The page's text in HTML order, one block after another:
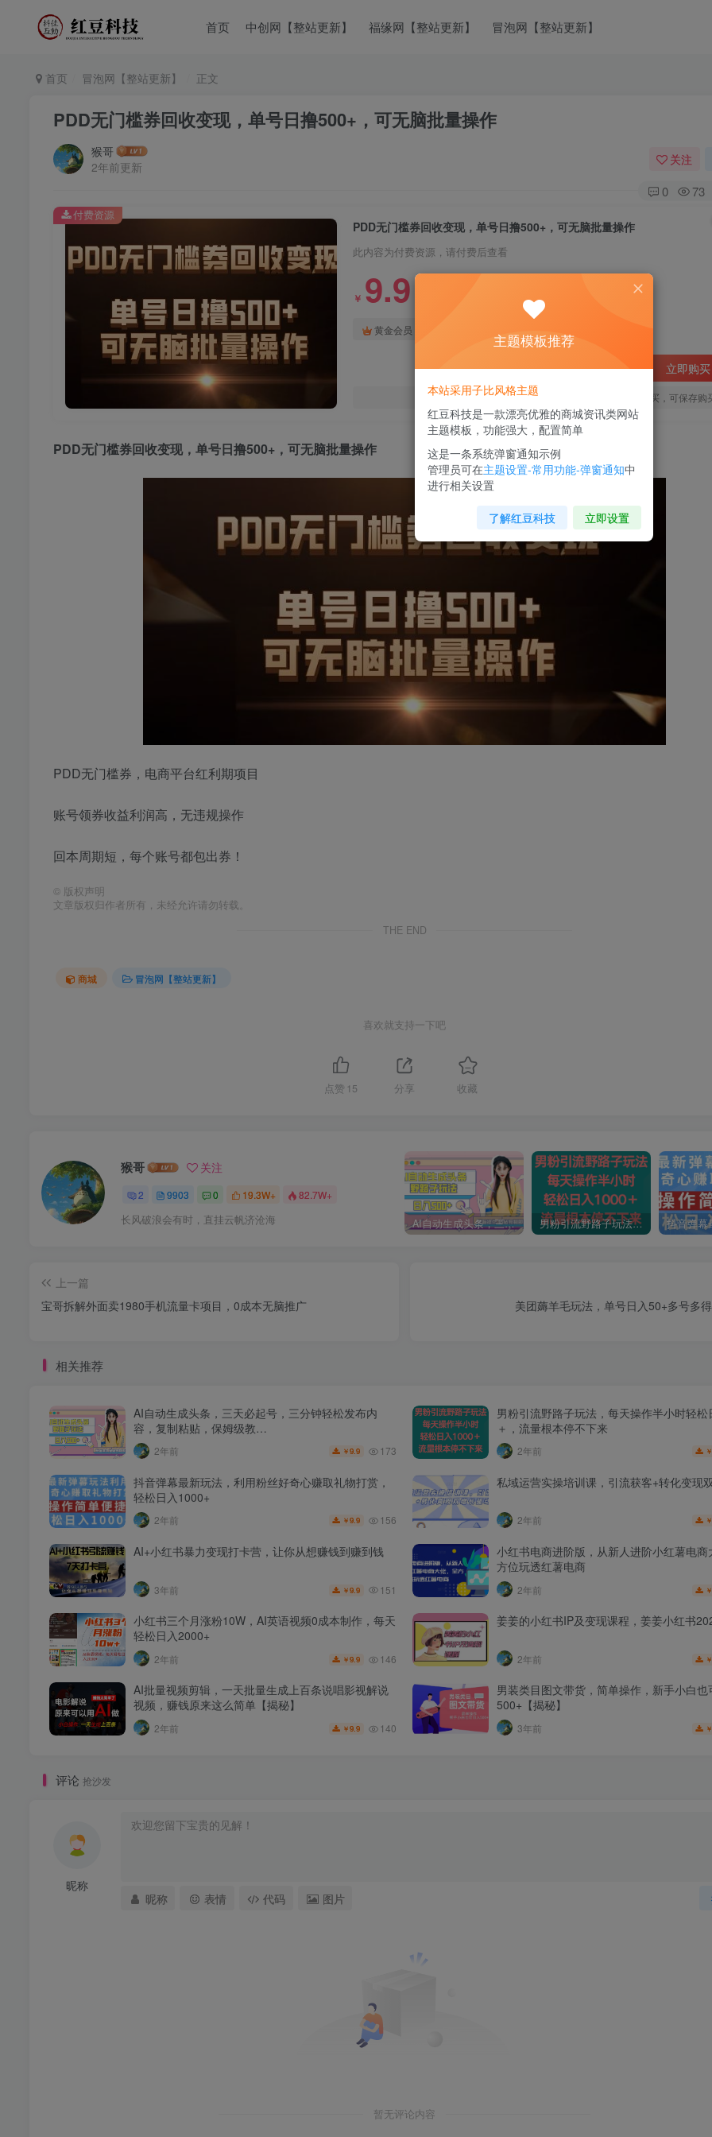
首页 中创网【整站更新】 福缘网【整站更新】 冒泡网【整站更新】
首页 冒泡网【整站更新】 正文
PDD无门槛券回收变现，单号日撸500+，可无脑批量操作
猴哥
2年前更新
关注
0 73
PDD无门槛券回收变现，单号日撸500+，可无脑批量操作
此内容为付费资源，请付费后查看
￥ 9.9
黄金会员
立即购买
您当前未登录！建议登陆后购买，可保存购
付费资源
PDD无门槛券回收变现，单号日撸500+，可无脑批量操作
PDD无门槛券，电商平台红利期项目
账号领券收益利润高，无违规操作
回本周期短，每个账号都包出券！
© 版权声明
文章版权归作者所有，未经允许请勿转载。
THE END
商城 冒泡网【整站更新】
喜欢就支持一下吧
点赞 15 分享 收藏
猴哥 关注
2 9903 0 19.3W+ 82.7W+
长风破浪会有时，直挂云帆济沧海 AI自动生成头条，三天必起号，三分钟轻松发布内容，复制粘贴，保姆级教… 男粉引流野路子玩法，每天操作半小时轻松日入1000＋，流量根本停不下来
上一篇
宝哥拆解外面卖1980手机流量卡项目，0成本无脑推广
美团薅羊毛玩法，单号日入50+多号多
相关推荐
AI自动生成头条，三天必起号，三分钟轻松发布内
容，复制粘贴，保姆级教…
2年前 ￥9.9 173
男粉引流野路子玩法，每天操作半小时轻
＋，流量根本停不下来
2年前 ￥
抖音弹幕最新玩法，利用粉丝好奇心赚取礼物打赏，
轻松日入1000+
2年前 ￥9.9 156
私域运营实操培训课，引流获客+转化变现
2年前 ￥
AI+小红书暴力变现打卡营，让你从想赚钱到赚到钱
3年前 ￥9.9 151
小红书电商进阶版，从新人进阶小红薯电商
方位玩透红薯电商
2年前 ￥
小红书三个月涨粉10W，AI英语视频0成本制作，每天
轻松日入2000+
2年前 ￥9.9 146
姜姜的小红书IP及变现课程，姜姜小红书
2年前 ￥
AI批量视频剪辑，一天批量生成上百条说唱影视解说
视频，赚钱原来这么简单【揭秘】
2年前 ￥9.9 140
男装类目图文带货，简单操作，新手小白也
500+【揭秘】
3年前 ￥
评论 抢沙发
昵称
昵称 表情 代码 图片
暂无评论内容
主题模板推荐
本站采用子比风格主题
红豆科技是一款漂亮优雅的商城资讯类网站
主题模板，功能强大，配置简单
这是一条系统弹窗通知示例
管理员可在主题设置-常用功能-弹窗通知中
进行相关设置
了解红豆科技 立即设置